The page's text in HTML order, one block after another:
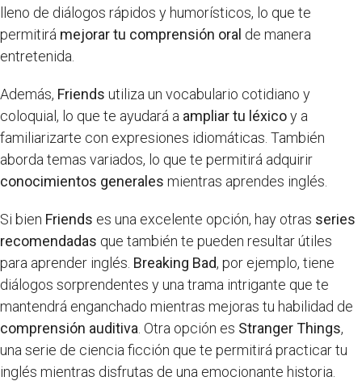
lleno de diálogos rápidos y humorísticos, lo que te
permitirá mejorar tu comprensión oral de manera
entretenida.
Además, Friends utiliza un vocabulario cotidiano y
coloquial, lo que te ayudará a ampliar tu léxicoy a
familiarizarte con expresiones idiomáticas. También
aborda temas variados, lo que te permitirá adquirir
conocimientos generales mientras aprendes inglés.
Si bien Friends es una excelente opción, hay otras series
recomendadas que también te pueden resultar útiles
para aprender inglés. Breaking Bad, por ejemplo, tiene
diálogos sorprendentes y una trama intrigante que te
mantendrá enganchado mientras mejoras tu habilidad de
comprensión auditiva . Otra opción es Stranger Things,
una serie de ciencia ficción que te permitirá practicar tu
inglés mientras disfrutas de una emocionante historia.